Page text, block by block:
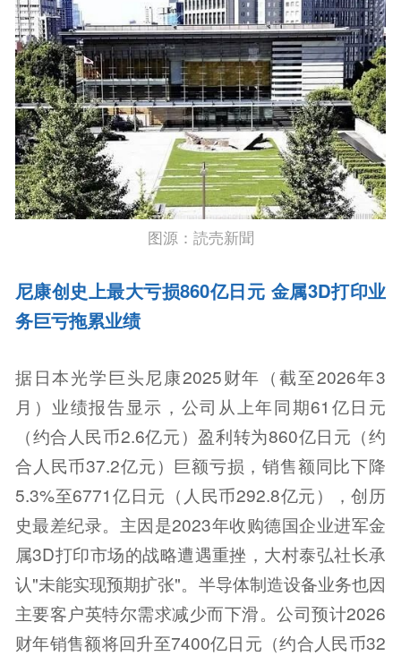
图源：読売新聞
尼康创史上最大亏损860亿日元 金属3D打印业
务巨亏拖累业绩
据日本光学巨头尼康2025财年（截至2026年3
月）业绩报告显示，公司从上年同期61亿日元
（约合人民币2.6亿元）盈利转为860亿日元（约
合人民币37.2亿元）巨额亏损，销售额同比下降
5.3%至6771亿日元（人民币292.8亿元），创历
史最差纪录。主因是2023年收购德国企业进军金
属3D打印市场的战略遭遇重挫，大村泰弘社长承
认"未能实现预期扩张"。半导体制造设备业务也因
主要客户英特尔需求减少而下滑。公司预计2026
财年销售额将回升至7400亿日元（约合人民币32